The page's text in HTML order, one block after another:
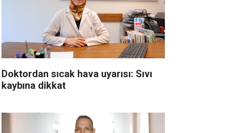
Doktordan sıcak hava uyarısı: Sıvı
kaybına dikkat